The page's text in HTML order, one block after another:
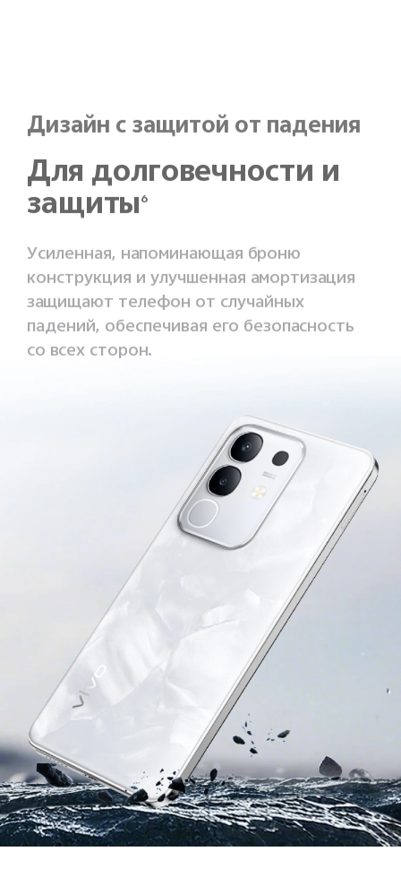
Дизайн с защитой от падения
Для долговечности и
защиты6
Усиленная, напоминающая броню
конструкция и улучшенная амортизация
защищают телефон от случайных
падений, обеспечивая его безопасность
со всех сторон.